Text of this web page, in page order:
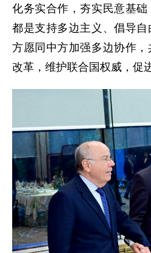
化务实合作，夯实民意基
都是支持多边主义、倡导
方愿同中方加强多边协作
改革，维护联合国权威，促